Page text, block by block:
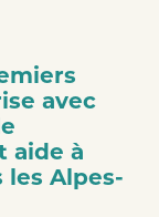
avec
aide à
les Alpes-